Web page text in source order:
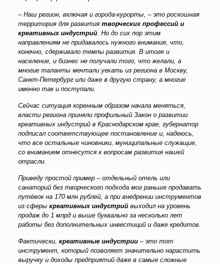
– Наш регион, включая и города-курорты, – это роскошная
территория для развития творческих профессий и
креативных индустрий. Но до сих пор этим
направлениям не придавалось нужного внимания, что,
конечно, сдерживало темпы развития. В итоге и
население, и бизнес не получали того, что желали, а
многие таланты мечтали уехать из региона в Москву,
Санкт-Петербург или даже в другую страну, а многие
именно так и поступали.
Сейчас ситуация коренным образом начала меняться,
власти региона приняли профильный Закон о развитии
креативных индустрий в Краснодарском крае, губернатор
подписал соответствующее постановление и, надеюсь,
что все остальные чиновники, муниципальные служащие,
со вниманием отнесутся к вопросам развития нашей
отрасли.
Приведу простой пример – отдельный отель или
санаторий без творческого подхода мог раньше продавать
путёвок на 170 млн рублей, а при внедрении инструментов
из сферы креативных индустрийвыходил на уровень
продаж до 1 млрд и выше буквально за несколько лет
работы без дополнительных инвестиций и даже кредитов.
Фактически, креативные индустрии– это тот
инструмент, который позволяет значительно нарастить
выручку и доходы предприятий даже в самые сложные